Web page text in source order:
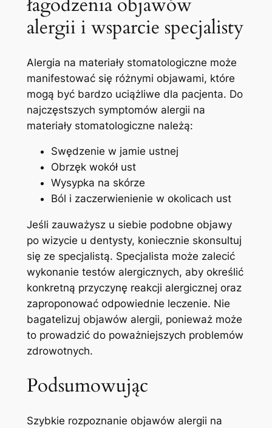
alergii i wsparcie specjalisty
Alergia na materiały stomatologiczne​ może
manifestować się różnymi objawami, które
mogą​ być bardzo‌ uciążliwe dla pacjenta. Do⁤
najczęstszych​ symptomów alergii na
‌materiały stomatologiczne należą:
Swędzenie w jamie ustnej
Obrzęk wokół ust
Wysypka na skórze
Ból i zaczerwienienie ⁤w okolicach ust
Jeśli zauważysz u‍ siebie‌ podobne objawy​
po‌ wizycie u ⁢dentysty, koniecznie skonsultuj
się ze specjalistą. Specjalista ⁣może zalecić‌
wykonanie ⁤testów alergicznych,⁤ aby określić
konkretną przyczynę reakcji alergicznej ⁢oraz
⁤zaproponować odpowiednie⁣ leczenie. Nie‌
bagatelizuj​ objawów alergii, ⁤ponieważ może‌
to prowadzić do poważniejszych problemów
zdrowotnych.
Podsumowując
Szybkie⁤ rozpoznanie​ objawów alergii⁣ na